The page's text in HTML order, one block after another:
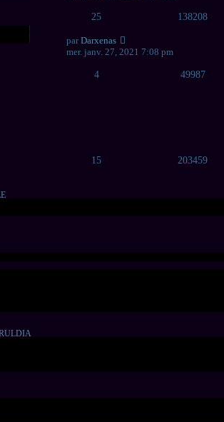
25 138208
parDarxenas
mer. janv. 27, 2021 7:08 pm
4 49987
15 203459